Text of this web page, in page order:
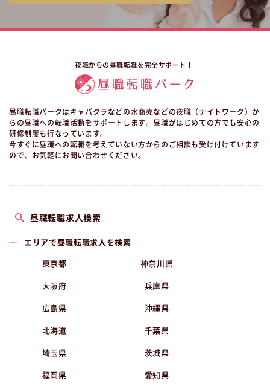
夜職からの昼職転職を完全サポート！
昼職転職パークはキャバクラなどの水商売などの夜職（ナイトワーク）か
らの昼職への転職活動をサポートします。昼職がはじめての方でも安心の
研修制度も行なっています。
今すぐに昼職への転職を考えていない方からのご相談も受け付けています
ので、お気軽にお問い合わせください。
昼職転職求人検索
エリアで昼職転職求人を検索
東京都 神奈川県
大阪府 兵庫県
広島県 沖縄県
北海道 千葉県
埼玉県 茨城県
福岡県 愛知県